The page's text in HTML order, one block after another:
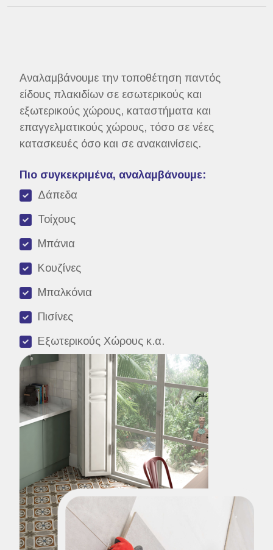
Αναλαμβάνουμε την τοποθέτηση παντός
είδους πλακιδίων σε εσωτερικούς και
εξωτερικούς χώρους, καταστήματα και
επαγγελματικούς χώρους, τόσο σε νέες
κατασκευές όσο και σε ανακαινίσεις.
Πιο συγκεκριμένα, αναλαμβάνουμε:
Δάπεδα
Τοίχους
Μπάνια
Κουζίνες
Μπαλκόνια
Πισίνες
Εξωτερικούς Χώρους κ.α.